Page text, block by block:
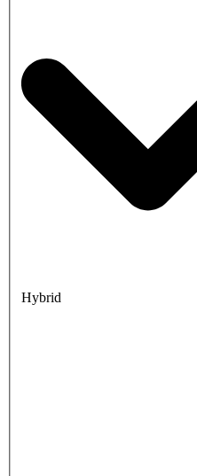
Hybrid